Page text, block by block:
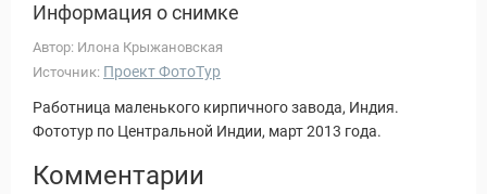
Информация о снимке
Автор: Илона Крыжановская
Источник: Проект ФотоТур
Работница маленького кирпичного завода, Индия.
Фототур по Центральной Индии, март 2013 года.
Комментарии